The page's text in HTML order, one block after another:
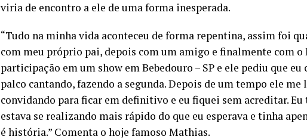
viria de encontro a ele de uma forma inesperada.
“Tudo na minha vida aconteceu de forma repentina, assim foi
com meu próprio pai, depois com um amigo e finalmente com o
participação em um show em Bebedouro – SP e ele pediu que eu
palco cantando, fazendo a segunda. Depois de um tempo ele me
convidando para ficar em definitivo e eu fiquei sem acreditar. Eu
estava se realizando mais rápido do que eu esperava e tinha
é história.” Comenta o hoje famoso Mathias.